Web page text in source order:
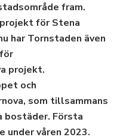
fram.
för Stena
har Tornstaden även
projekt.
och
som tillsammans
bostäder. Första
under våren 2023.